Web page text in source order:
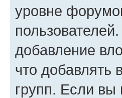
уровне
добавление
что добавлять
групп. Если вы